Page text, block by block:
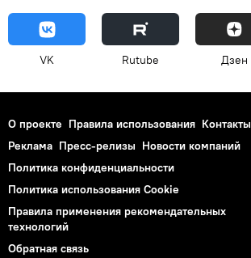
VK Rutube Дзен
О проекте Правила использования Контакты
Реклама Пресс-релизы Новости компаний
Политика конфиденциальности
Политика использования Cookie
Правила применения рекомендательных
технологий
Обратная связь